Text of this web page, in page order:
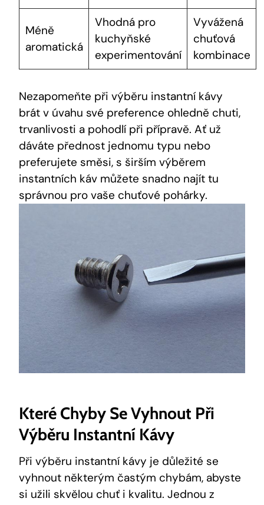
Méně
aromatická
Vhodná pro
kuchyňské
experimentování
Vyvážená
chuťová
kombinace
Nezapomeňte při výběru instantní kávy
brát v úvahu své preference ohledně chuti,
trvanlivosti a pohodlí při přípravě. Ať už
dáváte přednost jednomu typu nebo
preferujete směsi, s širším výběrem
instantních káv můžete snadno najít tu
správnou pro vaše chuťové pohárky.
Které Chyby Se Vyhnout Při
Výběru Instantní Kávy
Při výběru instantní kávy je důležité se
vyhnout některým častým chybám, abyste
si užili skvělou chuť i kvalitu. Jednou z